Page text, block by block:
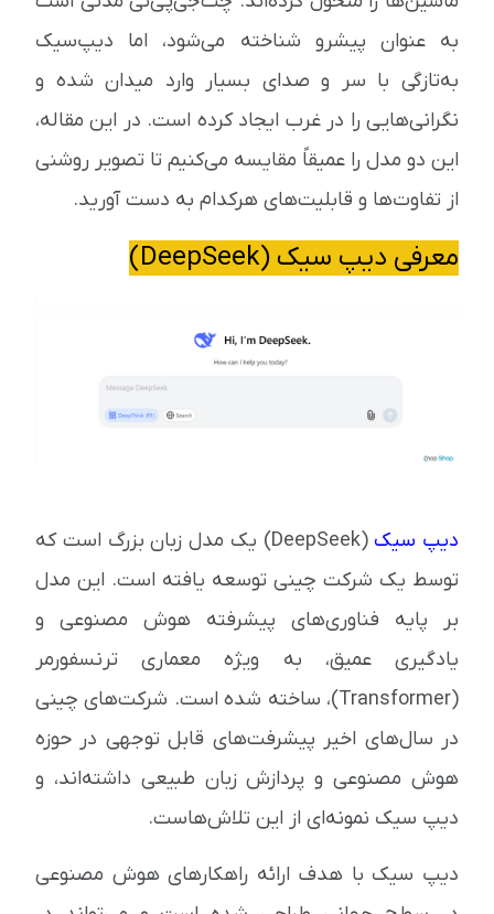
به عنوان پیشرو شناخته می‌شود، اما دیپ‌سیک
به‌تازگی با سر و صدای بسیار وارد میدان شده و
نگرانی‌هایی را در غرب ایجاد کرده است. در این مقاله،
این دو مدل را عمیقاً مقایسه می‌کنیم تا تصویر روشنی
از تفاوت‌ها و قابلیت‌های هرکدام به دست آورید.
معرفی دیپ سیک (DeepSeek)
دیپ سیک
(DeepSeek) یک مدل زبان بزرگ است که
توسط یک شرکت چینی توسعه یافته است. این مدل
بر پایه فناوری‌های پیشرفته هوش مصنوعی و
یادگیری عمیق، به ویژه معماری ترنسفورمر
(Transformer)، ساخته شده است. شرکت‌های چینی
در سال‌های اخیر پیشرفت‌های قابل توجهی در حوزه
هوش مصنوعی و پردازش زبان طبیعی داشته‌اند، و
دیپ سیک نمونه‌ای از این تلاش‌هاست.
دیپ سیک با هدف ارائه راهکارهای هوش مصنوعی